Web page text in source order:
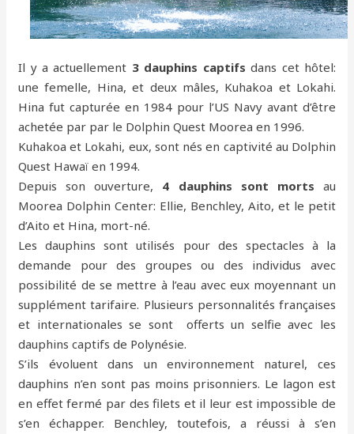
Il y a actuellement 3 dauphins captifs dans cet hôtel:
une femelle, Hina, et deux mâles, Kuhakoa et Lokahi.
Hina fut capturée en 1984 pour l’US Navy avant d’être
achetée par par le Dolphin Quest Moorea en 1996.
Kuhakoa et Lokahi, eux, sont nés en captivité au Dolphin
Quest Hawaï en 1994.
Depuis son ouverture, 4 dauphins sont morts au
Moorea Dolphin Center: Ellie, Benchley, Aito, et le petit
d’Aito et Hina, mort-né.
Les dauphins sont utilisés pour des spectacles à la
demande pour des groupes ou des individus avec
possibilité de se mettre à l’eau avec eux moyennant un
supplément tarifaire. Plusieurs personnalités françaises
et internationales se sont offerts un selfie avec les
dauphins captifs de Polynésie.
S’ils évoluent dans un environnement naturel, ces
dauphins n’en sont pas moins prisonniers. Le lagon est
en effet fermé par des filets et il leur est impossible de
s’en échapper. Benchley, toutefois, a réussi à s’en